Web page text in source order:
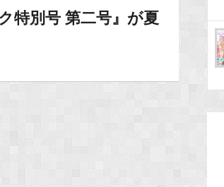
特別号 第二号』が夏